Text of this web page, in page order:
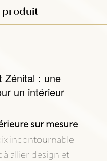
produit
Zénital : une
un intérieur
sur mesure
incontournable
allier design et